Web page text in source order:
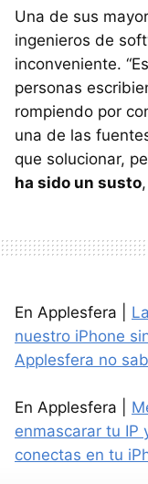
Una de sus
ingenieros de
inconveniente.
personas
rompiendo por
una de las
que solucionar,
ha sido un susto
En Applesfera |
nuestro iPhone
Applesfera no
En Applesfera |
enmascarar tu IP
conectas en tu